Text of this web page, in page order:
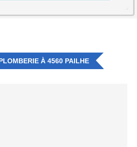
À 4560 PAILHE